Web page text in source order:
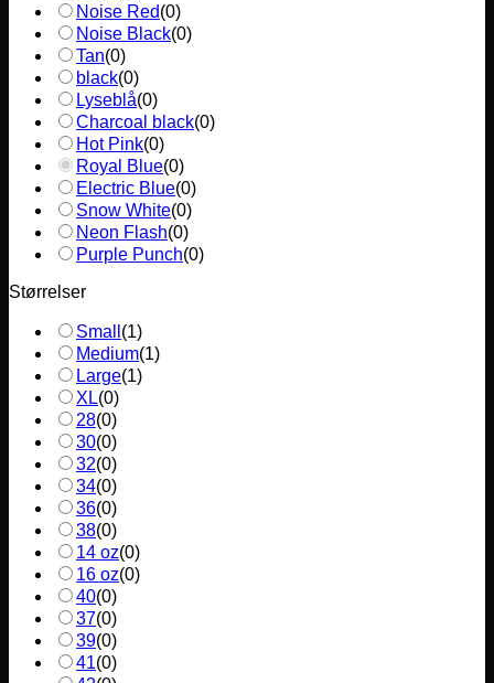
Noise Red(0)
Noise Black(0)
Tan(0)
black(0)
Lyseblå(0)
Charcoal black(0)
Hot Pink(0)
Royal Blue(0)
Electric Blue(0)
Snow White(0)
Neon Flash(0)
Purple Punch(0)
Størrelser
Small (1)
Medium(1)
Large(1)
XL(0)
28(0)
30(0)
32(0)
34(0)
36(0)
38(0)
14 oz(0)
16 oz(0)
40(0)
37(0)
39(0)
41(0)